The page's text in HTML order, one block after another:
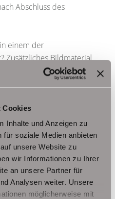
Cookies
Inhalte und Anzeigen zu
für soziale Medien anbieten
unsere Website zu
wir Informationen zu Ihrer
an unsere Partner für
Analysen weiter. Unsere
möglicherweise mit
Abschluss des
einem der
Zusätzliches Bildmaterial
Homepage